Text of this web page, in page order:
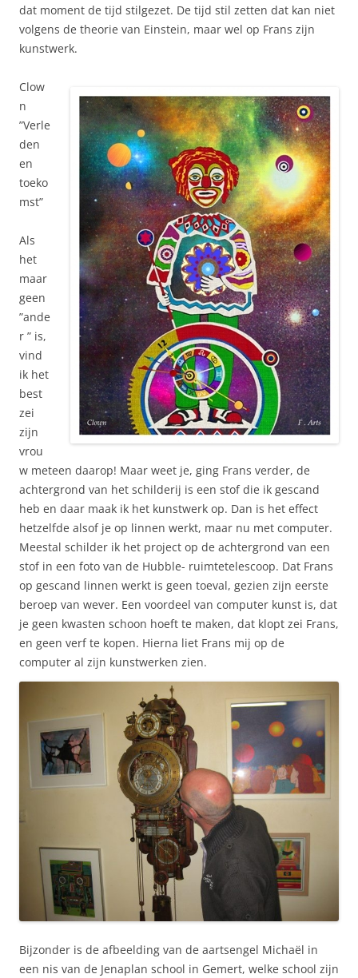
dat moment de tijd stilgezet. De tijd stil zetten dat kan niet
volgens de theorie van Einstein, maar wel op Frans zijn
kunstwerk.
Clow
n
”Verle
den
en
toeko
mst”
Als
het
maar
geen
”ande
r ” is,
vind
ik het
best
zei
zijn
vrou
w meteen daarop! Maar weet je, ging Frans verder, de
achtergrond van het schilderij is een stof die ik gescand
heb en daar maak ik het kunstwerk op. Dan is het effect
hetzelfde alsof je op linnen werkt, maar nu met computer.
Meestal schilder ik het project op de achtergrond van een
stof in een foto van de Hubble- ruimtetelescoop. Dat Frans
op gescand linnen werkt is geen toeval, gezien zijn eerste
beroep van wever. Een voordeel van computer kunst is, dat
je geen kwasten schoon hoeft te maken, dat klopt zei Frans,
en geen verf te kopen. Hierna liet Frans mij op de
computer al zijn kunstwerken zien.
Bijzonder is de afbeelding van de aartsengel Michaël in
een nis van de Jenaplan school in Gemert, welke school zijn